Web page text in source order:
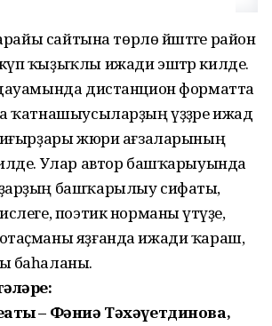
сайтына төрлө йәштәге район
ҡыҙыҡлы ижади эштәр килде.
дистанцион форматта
ҡатнашыусыларҙың үҙҙәре ижад
жюри ағзаларының
Улар автор башҡарыуында
башҡарылыу сифаты,
поэтик норманы үтәүҙе,
яҙғанда ижади ҡараш,
баһаланы.
– Фәниә Тәхәүетдинова,